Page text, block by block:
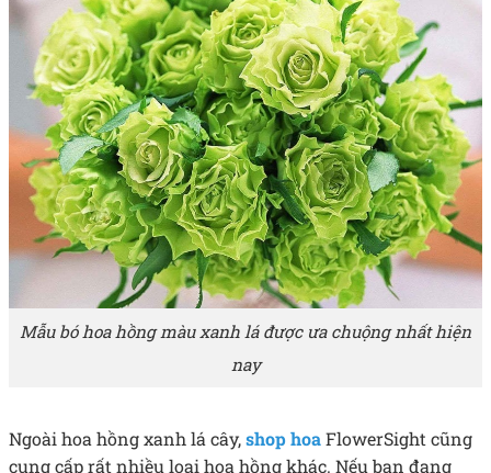
Mẫu bó hoa hồng màu xanh lá được ưa chuộng nhất hiện
nay
Ngoài hoa hồng xanh lá cây,shop hoaFlowerSight cũng
cung cấp rất nhiều loại hoa hồng khác. Nếu bạn đang